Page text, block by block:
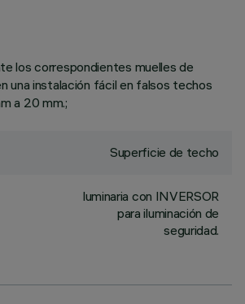
los correspondientes muelles de
una instalación fácil en falsos techos
a 20 mm.;
Superficie de techo
luminaria con INVERSOR
para iluminación de
seguridad.